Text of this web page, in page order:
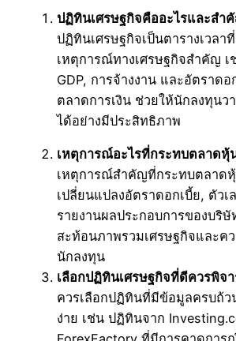
ปฏิทินเศรษฐกิจคืออะไรและสำ
ปฏิทินเศรษฐกิจเป็นตารางเวลา
เหตุการณ์ทางเศรษฐกิจสำคัญ เ
GDP, การจ้างงาน และอัตราด
ตลาดการเงิน ช่วยให้นักลงทุนว
ได้อย่างมีประสิทธิภาพ
เหตุการณ์อะไรที่กระทบตลาดหุ้
เหตุการณ์สำคัญที่กระทบตลาด
เปลี่ยนแปลงอัตราดอกเบี้ย, ตัวเ
รายงานผลประกอบการของบริ
สะท้อนภาพรวมเศรษฐกิจและค
นักลงทุน
เลือกปฏิทินเศรษฐกิจที่ดีควรพิจ
ควรเลือกปฏิทินที่มีข้อมูลครบถ้ว
ง่าย เช่น ปฏิทินจาก